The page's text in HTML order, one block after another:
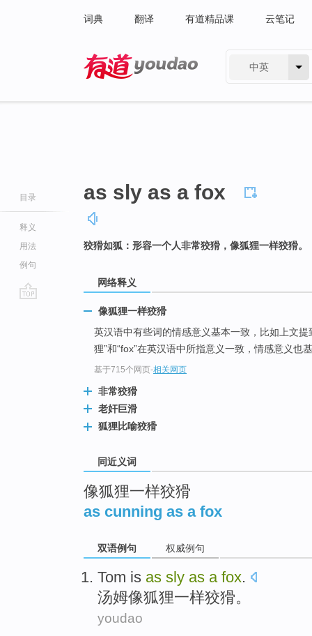
词典 翻译 有道精品课 云笔记
中英
目录
释义
用法
例句
as sly as a fox
狡猾如狐：形容一个人非常狡猾，像狐狸一样狡猾。
网络释义
像狐狸一样狡猾
英汉语中有些词的情感意义基本一致，比如上文提
狸”和“fox”在英汉语中所指意义一致，情感意义也
基于715个网页-相关网页
非常狡猾
老奸巨滑
狐狸比喻狡猾
同近义词
像狐狸一样狡猾
as cunning as a fox
双语例句 权威例句
Tom is as sly as a fox.
汤姆像狐狸一样狡猾。
youdao